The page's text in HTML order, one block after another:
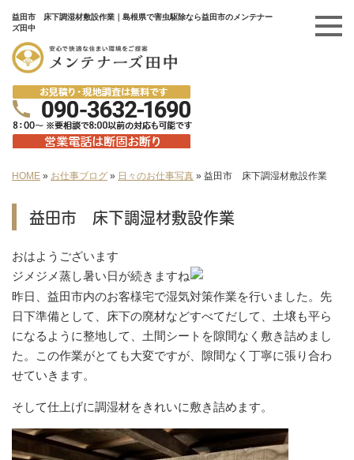
益田市 床下調湿材敷設作業｜島根県で害虫駆除なら益田市のメンテナー
ズ田中
HOME » お仕事ブログ » 日々のお仕事写真 » 益田市 床下調湿材敷設作業
益田市 床下調湿材敷設作業
おはようございます
ジメジメ蒸し暑い日が続きますね
昨日、益田市内のお客様宅で湿気対策作業を行いました。先
日下準備として、床下の廃材などすべてだして、土壌も平ら
になるように整地して、土間シートを隙間なく敷き詰めまし
た。この作業がとても大変ですが、隙間なく丁寧に張り合わ
せていきます。
そして仕上げに調湿材をきれいに敷き詰めます。